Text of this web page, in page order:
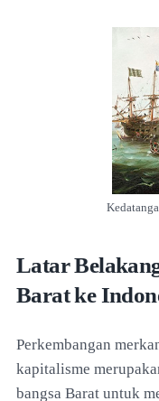
Latar
Barat ke
Perkembangan
kapitalisme
bangsa Barat untuk